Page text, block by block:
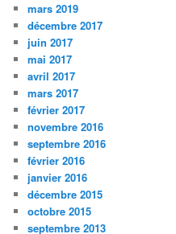
mars 2019
décembre 2017
juin 2017
mai 2017
avril 2017
mars 2017
février 2017
novembre 2016
septembre 2016
février 2016
janvier 2016
décembre 2015
octobre 2015
septembre 2013